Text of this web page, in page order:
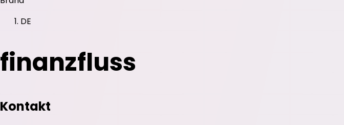
DE
finanzfluss
Kontakt